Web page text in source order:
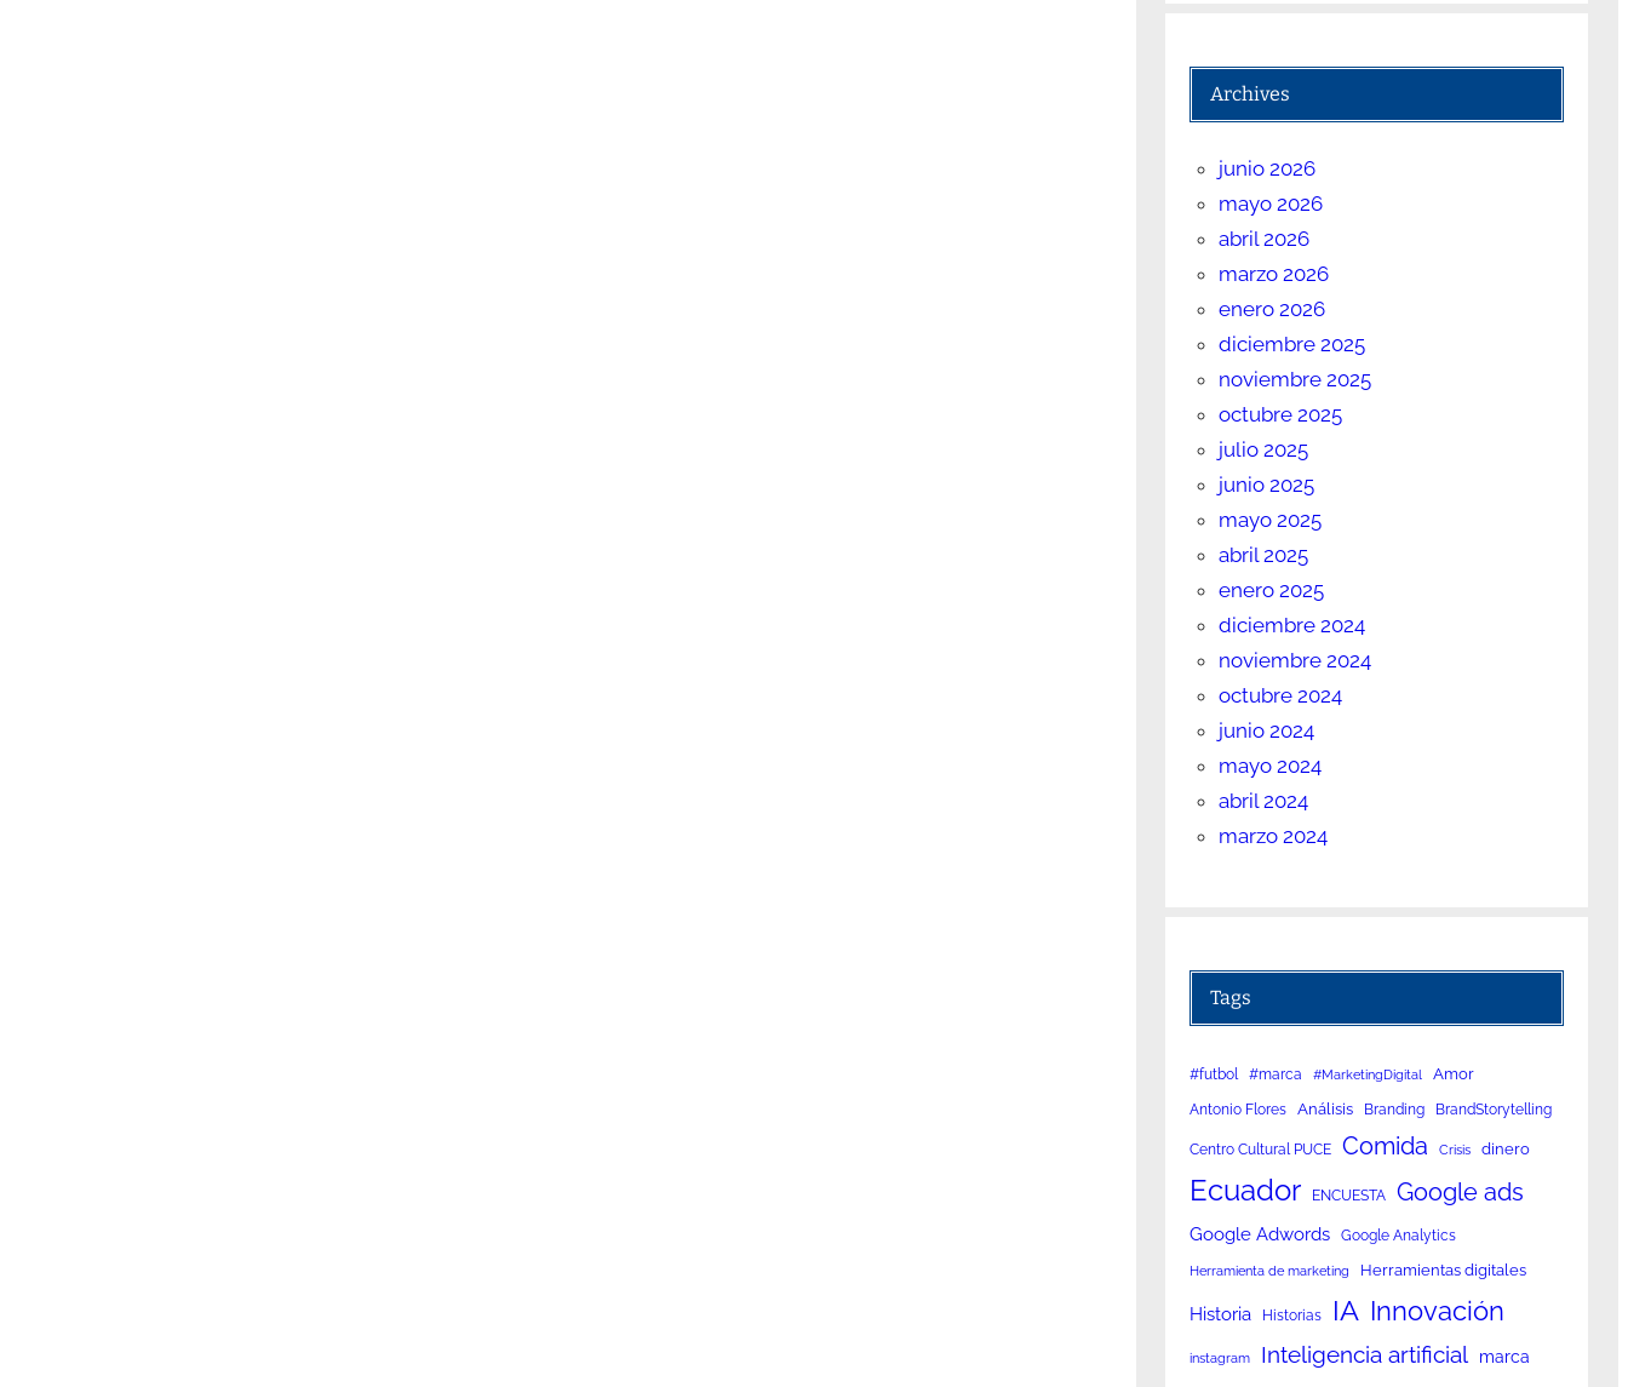
Archives
junio 2026
mayo 2026
abril 2026
marzo 2026
enero 2026
diciembre 2025
noviembre 2025
octubre 2025
julio 2025
junio 2025
mayo 2025
abril 2025
enero 2025
diciembre 2024
noviembre 2024
octubre 2024
junio 2024
mayo 2024
abril 2024
marzo 2024
Tags
#futbol #marca #MarketingDigital Amor
Antonio Flores Análisis Branding BrandStorytelling
Centro Cultural PUCE Comida Crisis dinero
Ecuador ENCUESTA Google ads
Google Adwords Google Analytics
Herramienta de marketing Herramientas digitales
Historia Historias IA Innovación
instagram Inteligencia artificial marca